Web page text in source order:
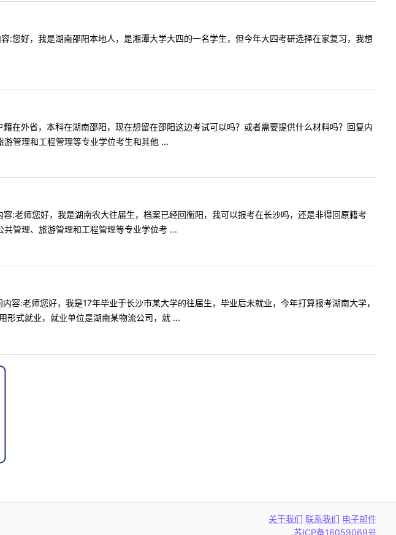
好，我是湖南邵阳本地人，是湘潭大学大四的一名学生，但今年大四考研选择在家复习，我想
外省，本科在湖南邵阳，现在想留在邵阳这边考试可以吗？或者需要提供什么材料吗？回复内
管理和工程管理等专业学位考生和其他 ...
师您好，我是湖南农大往届生，档案已经回衡阳，我可以报考在长沙吗，还是非得回原籍考
管理、旅游管理和工程管理等专业学位考 ...
:老师您好，我是17年毕业于长沙市某大学的往届生，毕业后未就业，今年打算报考湖南大学，
形式就业，就业单位是湖南某物流公司，就 ...
关于我们 联系我们 电子邮件
苏ICP备16059069号